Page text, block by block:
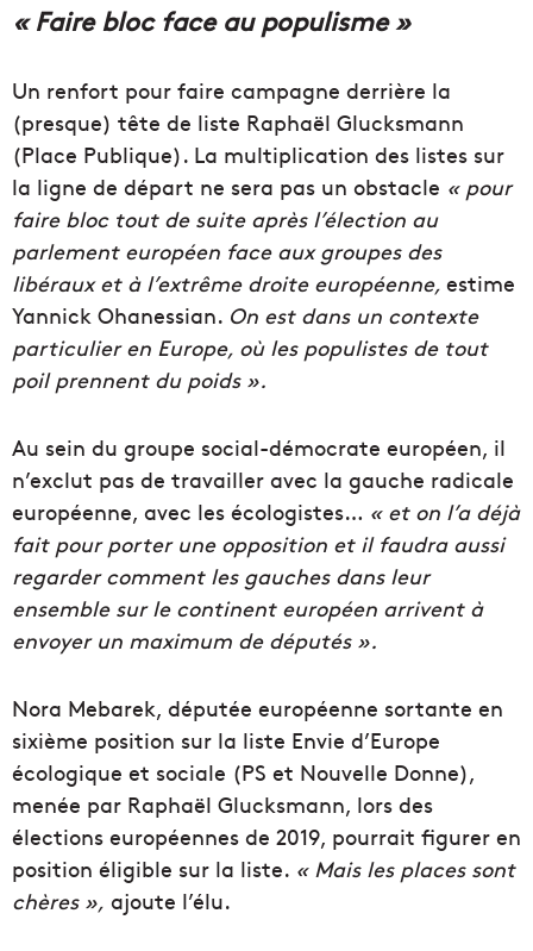
« Faire bloc face au populisme »
Un renfort pour faire campagne derrière la
(presque) tête de liste Raphaël Glucksmann
(Place Publique). La multiplication des listes sur
la ligne de départ ne sera pas un obstacle « pour
faire bloc tout de suite après l’élection au
parlement européen face aux groupes des
libéraux et à l’extrême droite européenne, estime
Yannick Ohanessian. On est dans un contexte
particulier en Europe, où les populistes de tout
poil prennent du poids ».
Au sein du groupe social-démocrate européen, il
n’exclut pas de travailler avec la gauche radicale
européenne, avec les écologistes… « et on l’a déjà
fait pour porter une opposition et il faudra aussi
regarder comment les gauches dans leur
ensemble sur le continent européen arrivent à
envoyer un maximum de députés ».
Nora Mebarek, députée européenne sortante en
sixième position sur la liste Envie d’Europe
écologique et sociale (PS et Nouvelle Donne),
menée par Raphaël Glucksmann, lors des
élections européennes de 2019, pourrait figurer en
position éligible sur la liste. « Mais les places sont
chères », ajoute l’élu.